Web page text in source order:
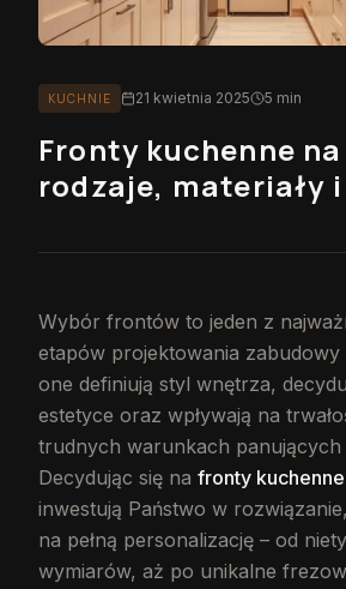
KUCHNIE 21 kwietnia 2025 5 min
Fronty kuchenne
rodzaje, materiały
Wybór frontów to jeden z
etapów projektowania zabudowy
one definiują styl wnętrza,
estetyce oraz wpływają na
trudnych warunkach panujących
Decydując się na fronty
inwestują Państwo w
na pełną personalizację – od
wymiarów, aż po unikalne